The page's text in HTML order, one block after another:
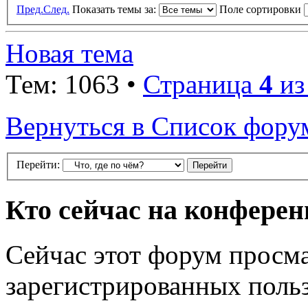
Пред.След. Показать темы за: Поле сортировки
Новая тема
Тем: 1063 • Страница 4
Вернуться в Список
Перейти:
Кто сейчас на
Сейчас этот форум
зарегистрированных